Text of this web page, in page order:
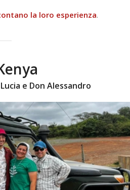
la loro esperienza.
e Don Alessandro